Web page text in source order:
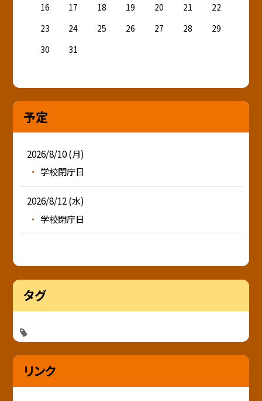
16
17 18 19 20 21
22
23
24 25 26 27 28
29
30
31
予定
2026/8/10 (月)
学校閉庁日
2026/8/12 (水)
学校閉庁日
タグ
リンク